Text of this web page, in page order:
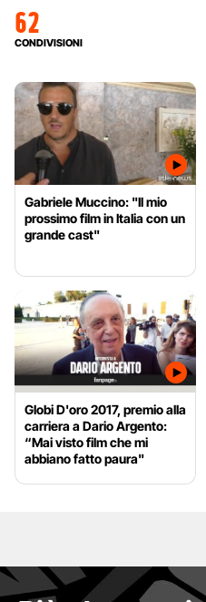
62
CONDIVISIONI
Gabriele Muccino: "Il mio
prossimo film in Italia con un
grande cast"
Globi D'oro 2017, premio alla
carriera a Dario Argento:
“Mai visto film che mi
abbiano fatto paura"